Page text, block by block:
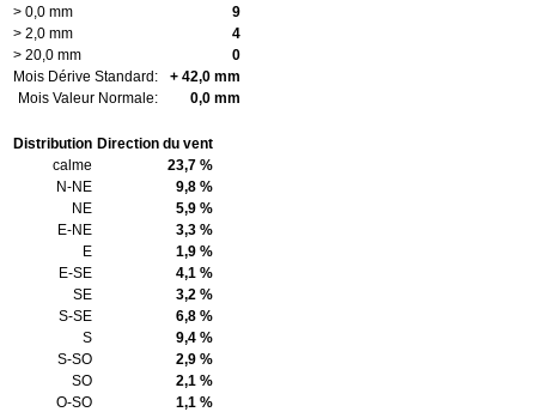
> 0,0 mm
9
> 2,0 mm
4
> 20,0 mm
0
Mois Dérive Standard:
+ 42,0 mm
Mois Valeur Normale:
0,0 mm
Distribution Direction du vent
calme
23,7 %
N-NE
9,8 %
NE
5,9 %
E-NE
3,3 %
E
1,9 %
E-SE
4,1 %
SE
3,2 %
S-SE
6,8 %
S
9,4 %
S-SO
2,9 %
SO
2,1 %
O-SO
1,1 %